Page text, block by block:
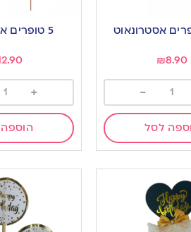
₪8.90
-
לסל
5 טופרים אוטו גלידה
+